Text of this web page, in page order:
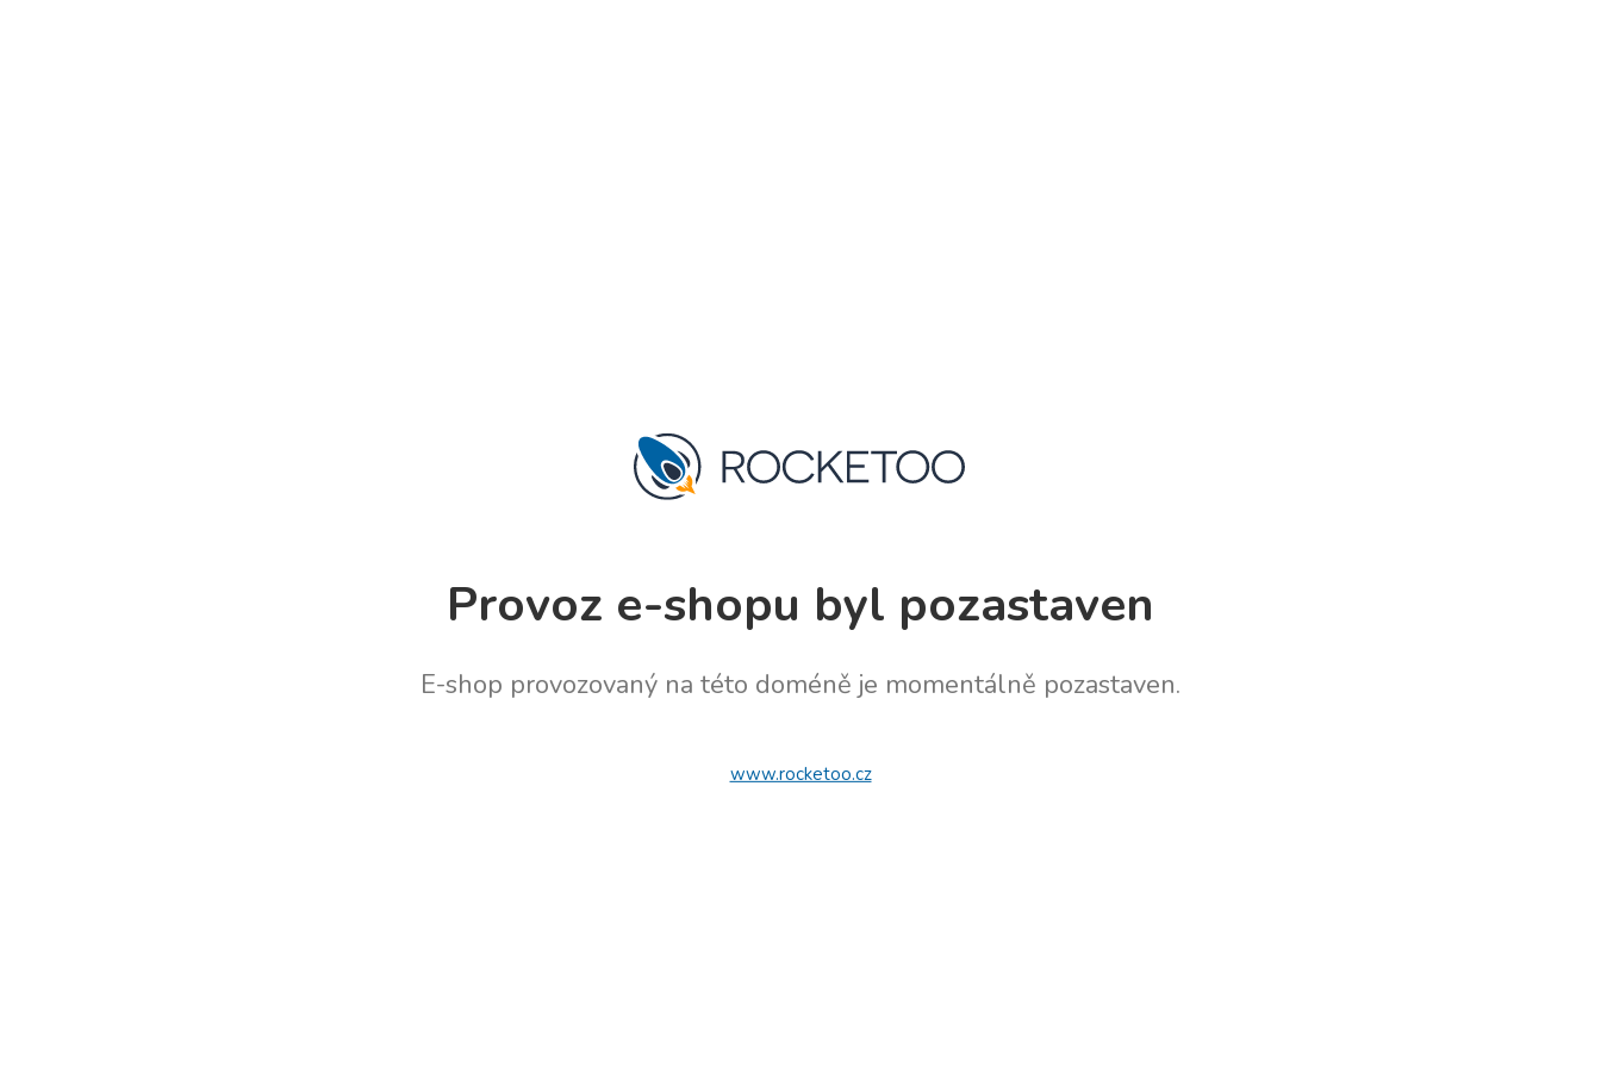
Provoz e-shopu byl pozastaven
E-shop provozovaný na této doméně je momentálně pozastaven.
www.rocketoo.cz